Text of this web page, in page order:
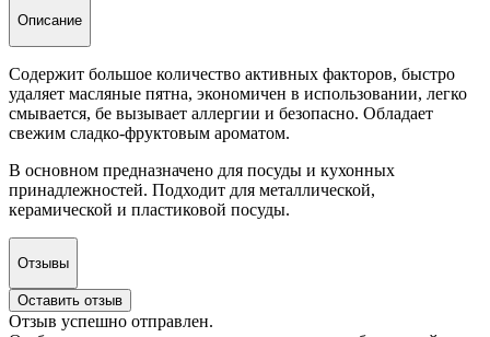
Описание
Содержит большое количество активных факторов, быстро
удаляет масляные пятна, экономичен в использовании, легко
смывается, бе вызывает аллергии и безопасно. Обладает
свежим сладко-фруктовым ароматом.
В основном предназначено для посуды и кухонных
принадлежностей. Подходит для металлической,
керамической и пластиковой посуды.
Отзывы
Оставить отзыв
Отзыв успешно отправлен.